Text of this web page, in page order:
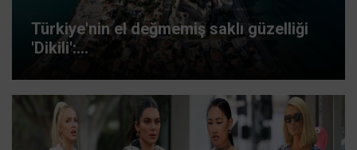
Türkiye'nin el değmemiş saklı güzelliği
'Dikili':...